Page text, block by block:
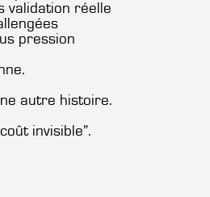
validation réelle
pression
autre histoire.
invisible”.